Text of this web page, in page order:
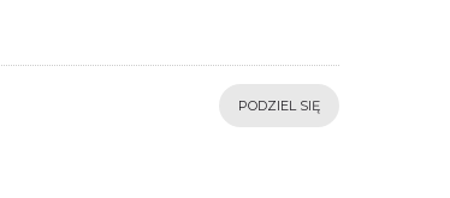
PODZIEL SIĘ